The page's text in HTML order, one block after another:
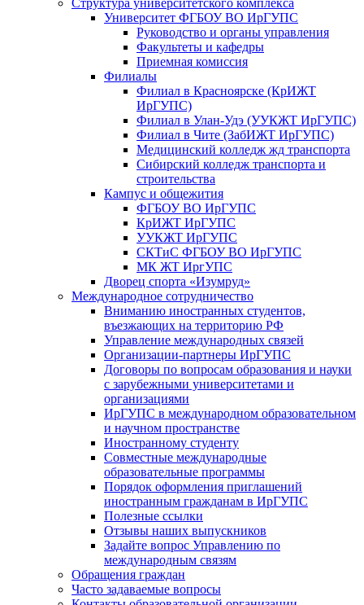
Структура университетского комплекса
Университет ФГБОУ ВО ИрГУПС
Руководство и органы управления
Факультеты и кафедры
Приемная комиссия
Филиалы
Филиал в Красноярске (КрИЖТ
ИрГУПС)
Филиал в Улан-Удэ (УУКЖТ ИрГУПС)
Филиал в Чите (ЗабИЖТ ИрГУПС)
Медицинский колледж жд транспорта
Сибирский колледж транспорта и
строительства
Кампус и общежития
ФГБОУ ВО ИрГУПС
КрИЖТ ИрГУПС
УУКЖТ ИрГУПС
СКТиС ФГБОУ ВО ИрГУПС
МК ЖТ ИргУПС
Дворец спорта «Изумруд»
Международное сотрудничество
Вниманию иностранных студентов,
въезжающих на территорию РФ
Управление международных связей
Организации-партнеры ИрГУПС
Договоры по вопросам образования и науки
с зарубежными университетами и
организациями
ИрГУПС в международном образовательном
и научном пространстве
Иностранному студенту
Совместные международные
образовательные программы
Порядок оформления приглашений
иностранным гражданам в ИрГУПС
Полезные ссылки
Отзывы наших выпускников
Задайте вопрос Управлению по
международным связям
Обращения граждан
Часто задаваемые вопросы